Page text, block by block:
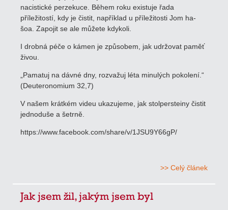
nacistické perzekuce. Během roku existuje řada
příležitostí, kdy je čistit, například u příležitosti Jom ha-
šoa. Zapojit se ale můžete kdykoli.
I drobná péče o kámen je způsobem, jak udržovat paměť
živou.
„Pamatuj na dávné dny, rozvažuj léta minulých pokolení.“
(Deuteronomium 32,7)
V našem krátkém videu ukazujeme, jak stolpersteiny čistit
jednoduše a šetrně.
https://www.facebook.com/share/v/1JSU9Y66gP/
>> Celý článek
Jak jsem žil, jakým jsem byl